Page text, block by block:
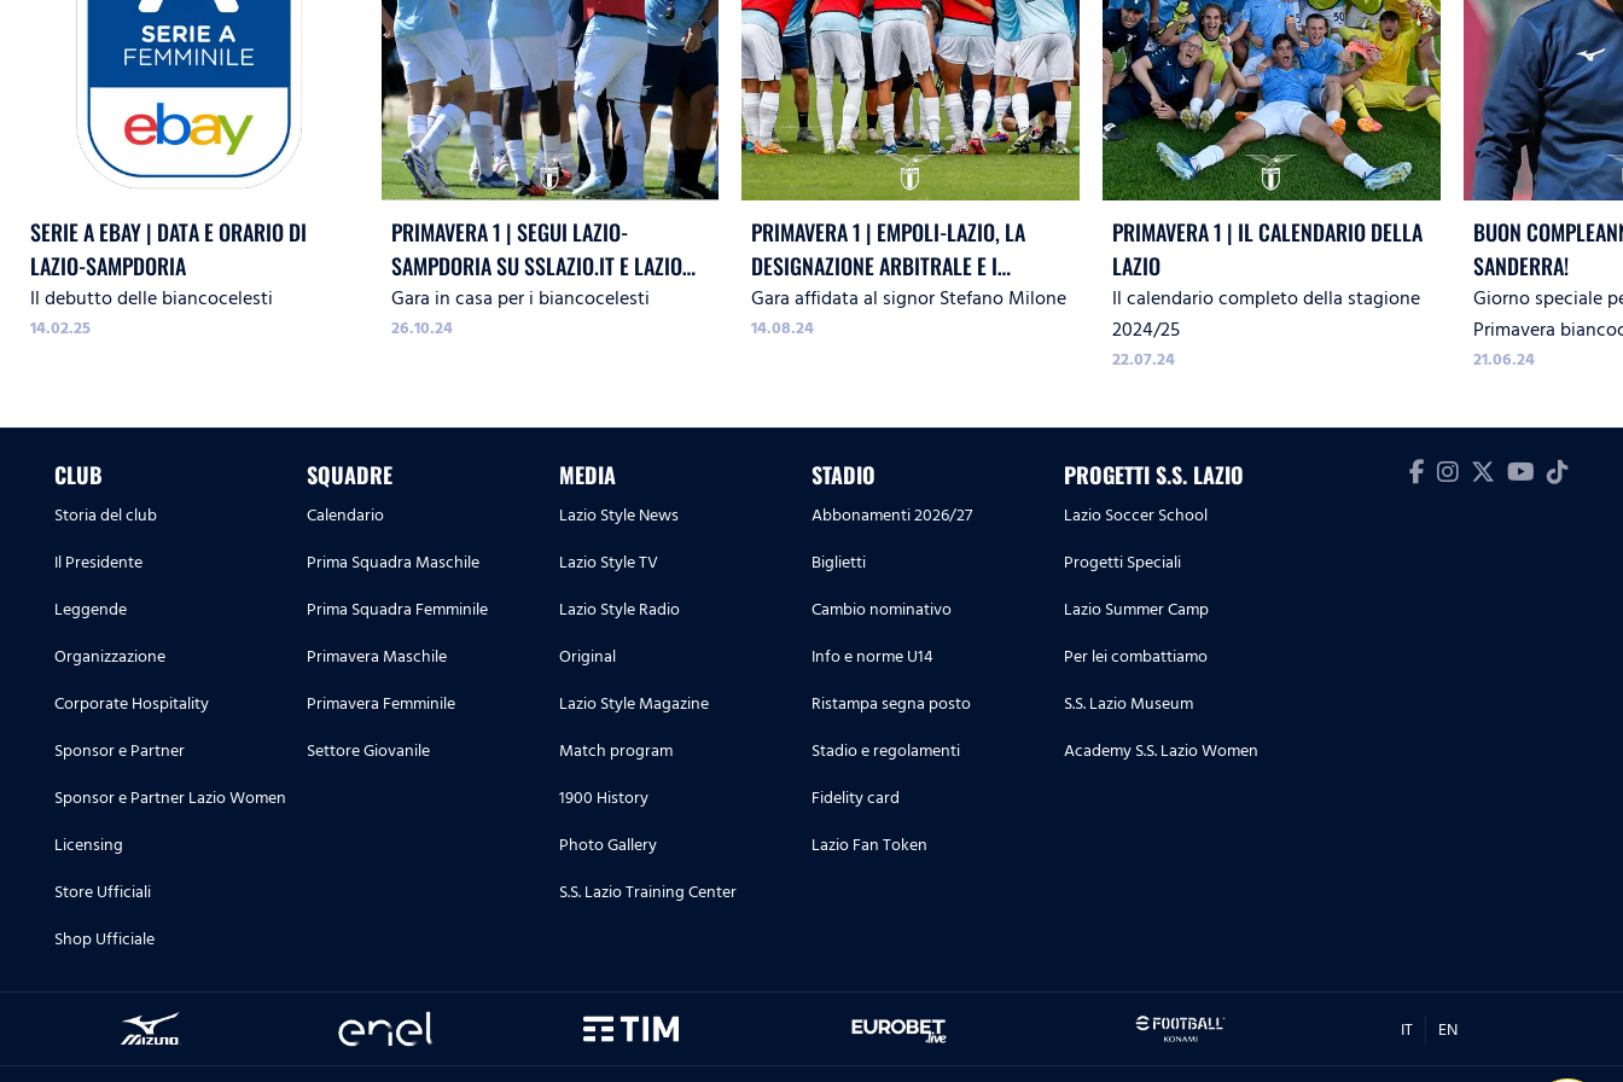
SERIE A EBAY | DATA E ORARIO DI
LAZIO-SAMPDORIA
Il debutto delle biancocelesti
14.02.25
PRIMAVERA 1 | SEGUI LAZIO-
SAMPDORIA SU SSLAZIO.IT E LAZIO
STYLE RADIO
Gara in casa per i biancocelesti
26.10.24
PRIMAVERA 1 | EMPOLI-LAZIO, LA
DESIGNAZIONE ARBITRALE E I
PRECEDENTI
Gara affidata al signor Stefano Milone
14.08.24
PRIMAVERA 1 | IL CALENDARIO DELLA
LAZIO
Il calendario completo della stagione
2024/25
22.07.24
BUON
SANDERRA!
Giorno speciale
Primavera
21.06.24
CLUB
Storia del club
Il Presidente
Leggende
Organizzazione
Corporate Hospitality
Sponsor e Partner
Sponsor e Partner Lazio Women
Licensing
Store Ufficiali
Shop Ufficiale
SQUADRE
Calendario
Prima Squadra Maschile
Prima Squadra Femminile
Primavera Maschile
Primavera Femminile
Settore Giovanile
MEDIA
Lazio Style News
Lazio Style TV
Lazio Style Radio
Original
Lazio Style Magazine
Match program
1900 History
Photo Gallery
S.S. Lazio Training Center
STADIO
Abbonamenti 2026/27
Biglietti
Cambio nominativo
Info e norme U14
Ristampa segna posto
Stadio e regolamenti
Fidelity card
Lazio Fan Token
PROGETTI S.S. LAZIO
Lazio Soccer School
Progetti Speciali
Lazio Summer Camp
Per lei combattiamo
S.S. Lazio Museum
Academy S.S. Lazio Women
IT EN